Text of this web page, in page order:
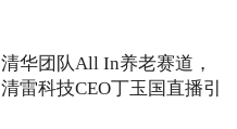
清华团队All In养老赛道，
清雷科技CEO丁玉国直播引